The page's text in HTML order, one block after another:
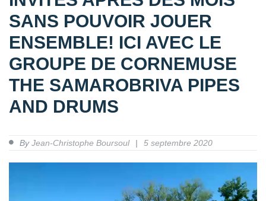
SANS POUVOIR JOUER
ENSEMBLE! ICI AVEC LE
GROUPE DE CORNEMUSE
THE SAMAROBRIVA PIPES
AND DRUMS
ByJean-Christophe Boursoul 5 septembre 2020